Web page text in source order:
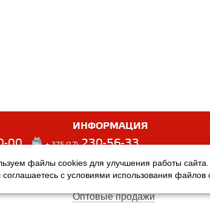
ИНФОРМАЦИЯ
00 + 375 (17) 230-56-33
Оплата
Оптовые продажи
файлы cookies для улучшения работы
соглашаетесь с условиями использования файлов